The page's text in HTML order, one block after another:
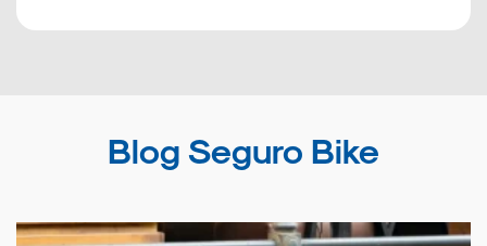
Blog Seguro Bike